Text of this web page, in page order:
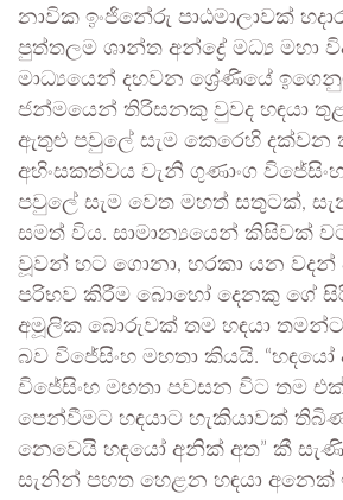
නාවික ඉංජිනේරු පාඨමාලාවක්
පුත්තලම ශාන්ත අන්ද්‍රේ මධ්‍ය මහා
මාධ්‍යයෙන් දහවන ශ්‍රේණියේ
ජන්මයෙන් තිරිසනකු වුවද හඳයා
ඇතුළු පවුලේ සැම කෙරෙහි දක්වන
අහිංසකත්වය වැනි ගුණාංග
පවුලේ සැම වෙත මහත් සතුටක්,
සමත් විය. සාමාන්‍යයෙන් කිසිවක්
වූවන් හට ගොනා, හරකා යන වදන්
පරිභව කිරීම බොහෝ දෙනකු ගේ
අමූලික බොරුවක් තම හඳයා
බව විජේසිංහ මහතා කියයි. “හඳයෝ
විජේසිංහ මහතා පවසන විට තම එක්
පෙන්වීමට හඳයාට හැකියාවක්
නෙවෙයි හඳයෝ අනික් අත” කී
සැනින් පහත හෙළන හඳයා අනෙක්